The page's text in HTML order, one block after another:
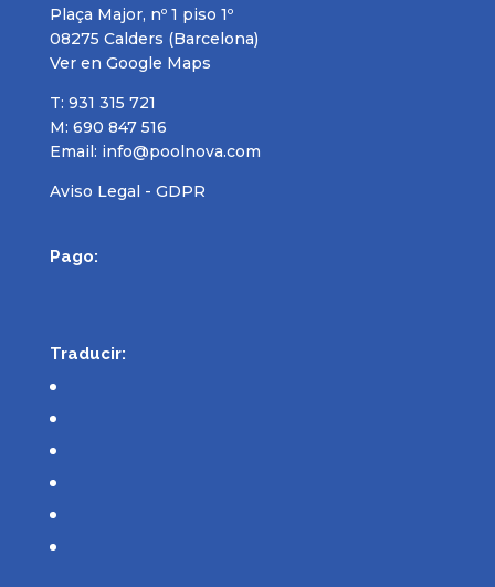
Plaça Major, nº 1 piso 1º
08275 Calders (Barcelona)
Ver en Google Maps
T: 931 315 721
M: 690 847 516
Email: info@poolnova.com
Aviso Legal - GDPR
Pago:
Traducir: